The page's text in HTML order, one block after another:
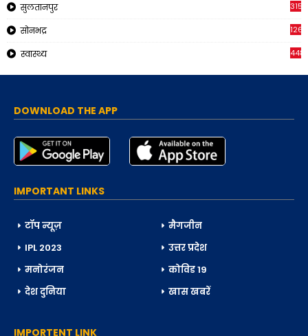
सुलतानपुर 315
सोनभद्र 1266
स्वास्थ्य 448
DOWNLOAD THE APP
IMPORTANT LINKS
टॉप न्यूज़
मैगजीन
IPL 2023
उत्तर प्रदेश
मनोरंजन
कोविड 19
देश दुनिया
खास खबरें
IMPORTENT LINK